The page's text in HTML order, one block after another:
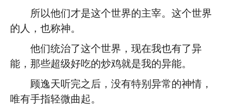
所以他们才是这个世界的主宰。这个世界
的人，也称神。
他们统治了这个世界，现在我也有了异
能，那些超级好吃的炒鸡就是我的异能。
顾逸天听完之后，没有特别异常的神情，
唯有手指轻微曲起。